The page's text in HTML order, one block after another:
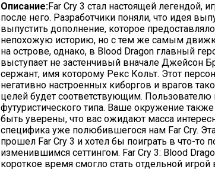
Описание:Far Cry 3 стал настоящей легендой,
после него. Разработчики поняли, что идея
выпустить дополнение, которое
непохожую историю, но с тем же самым
на острове, однако, в Blood Dragon главный
выступает не застенчивый вначале Джейсон
сержант, имя которому Рекс Кольт. Этот
негативно настроенных киборгов и врагов
целей будет соответствующим. Пользователю
футуристического типа. Ваше окружение
быть уверены, что вас ожидают масса
специфика уже полюбившегося нам Far Cry.
прошел Far Cry 3 и хотел бы поиграть в что-то
изменившимся сеттингом. Far Cry 3: Blood
короткое время смогло стать отдельной игрой